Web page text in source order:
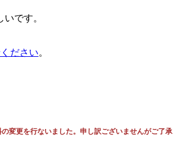
です。
ださい。
変更を行ないました。申し訳ございませんがご了承